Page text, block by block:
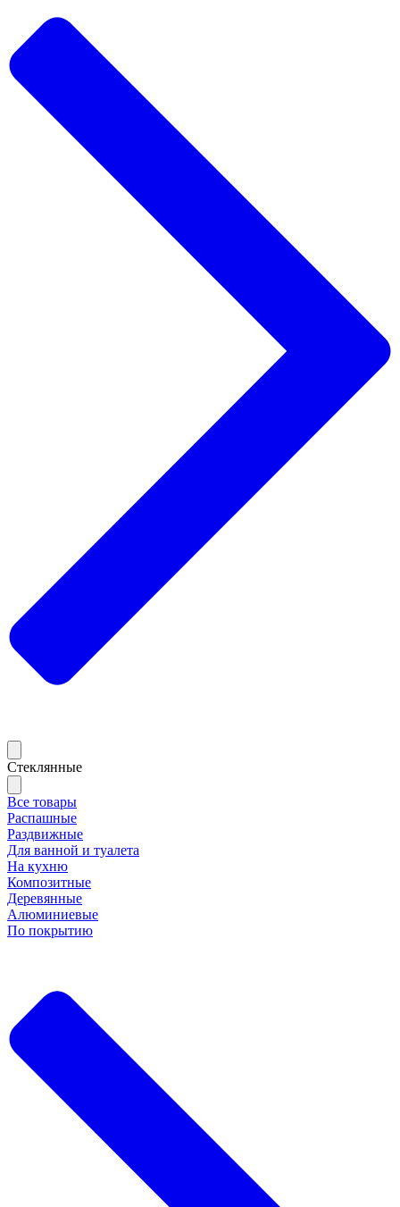
Стеклянные
Все товары
Распашные
Раздвижные
Для ванной и туалета
На кухню
Композитные
Деревянные
Алюминиевые
По покрытию